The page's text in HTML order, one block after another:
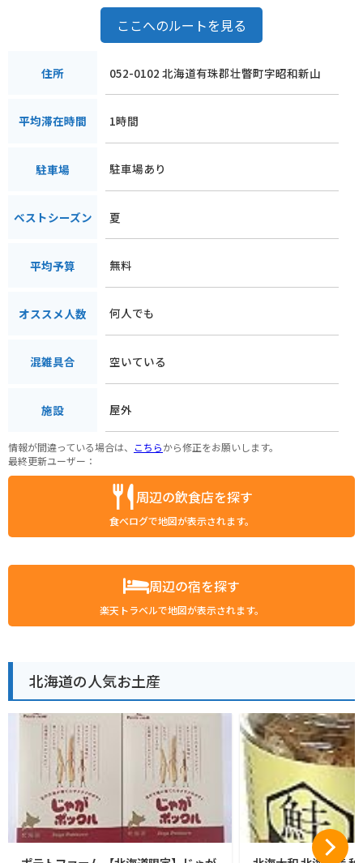
ここへのルートを見る
住所 052-0102 北海道有珠郡壮瞥町字昭和新山
平均滞在時間 1時間
駐車場 駐車場あり
ベストシーズン 夏
平均予算 無料
オススメ人数 何人でも
混雑具合 空いている
施設 屋外
情報が間違っている場合は、 こちらから修正をお願いします。
最終更新ユーザー：
周辺の飲食店を探す
食べログで地図が表示されます。
周辺の宿を探す
楽天トラベルで地図が表示されます。
北海道の人気お土産